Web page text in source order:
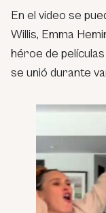
En el video se
Willis, Emma
héroe de
se unió durante